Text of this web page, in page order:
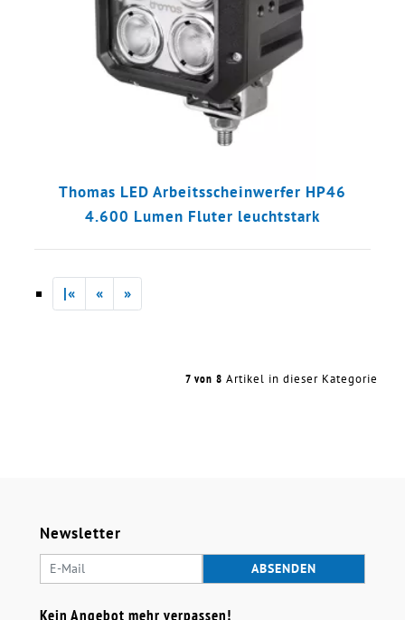
Thomas LED Arbeitsscheinwerfer HP46
4.600 Lumen Fluter leuchtstark
|« « »
7 von 8 Artikel in dieser Kategorie
Newsletter
Kein Angebot mehr verpassen!